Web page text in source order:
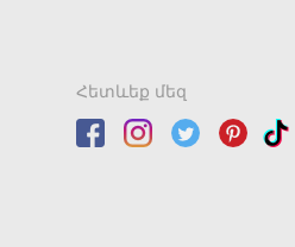
Հետևեք մեզ